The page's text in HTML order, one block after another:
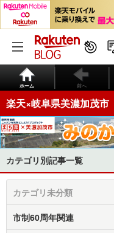
ホーム 前へ
楽天×岐阜県美濃加茂市
カテゴリ別記事一覧
カテゴリ未分類
市制60周年関連